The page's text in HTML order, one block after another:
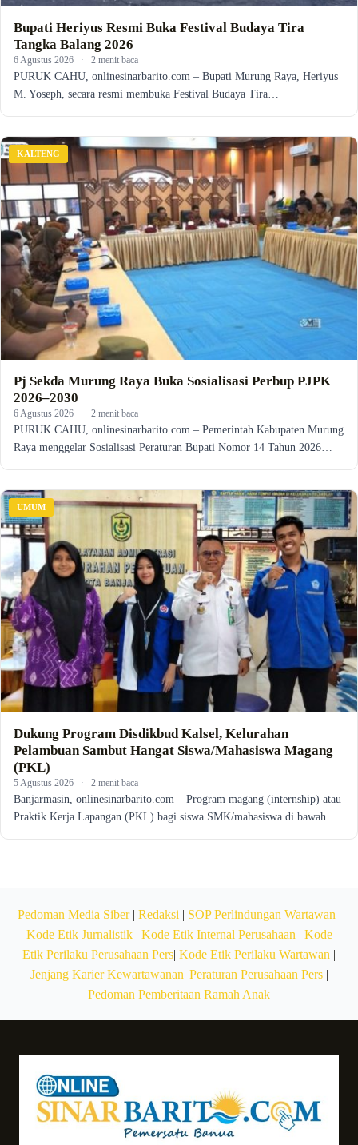
Bupati Heriyus Resmi Buka Festival Budaya Tira
Tangka Balang 2026
6 Agustus 2026 · 2 menit baca
PURUK CAHU, onlinesinarbarito.com – Bupati Murung Raya, Heriyus
M. Yoseph, secara resmi membuka Festival Budaya Tira…
KALTENG
Pj Sekda Murung Raya Buka Sosialisasi Perbup PJPK
2026–2030
6 Agustus 2026 · 2 menit baca
PURUK CAHU, onlinesinarbarito.com – Pemerintah Kabupaten Murung
Raya menggelar Sosialisasi Peraturan Bupati Nomor 14 Tahun 2026…
UMUM
Dukung Program Disdikbud Kalsel, Kelurahan
Pelambuan Sambut Hangat Siswa/Mahasiswa Magang
(PKL)
5 Agustus 2026 · 2 menit baca
Banjarmasin, onlinesinarbarito.com – Program magang (internship) atau
Praktik Kerja Lapangan (PKL) bagi siswa SMK/mahasiswa di bawah…
Pedoman Media Siber| Redaksi | SOP Perlindungan Wartawan |
Kode Etik Jurnalistik| Kode Etik Internal Perusahaan | Kode
Etik Perilaku Perusahaan Pers| Kode Etik Perilaku Wartawan |
Jenjang Karier Kewartawanan| Peraturan Perusahaan Pers|
Pedoman Pemberitaan Ramah Anak